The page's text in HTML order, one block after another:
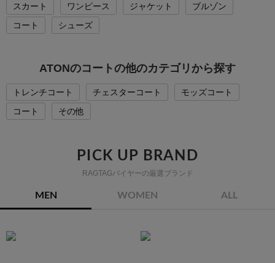
スカート
ワンピース ジャケット
ブルゾン
コート
シューズ
ATONのコートの他のカテゴリから探す
トレンチコート チェスターコート
モッズコート
コート
その他
PICK UP BRAND
RAGTAGバイヤーの厳選ブランド
MEN WOMEN ALL